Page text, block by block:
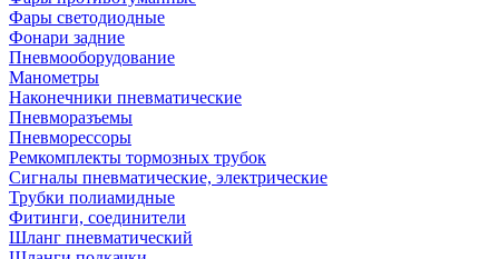
Фары светодиодные
Фонари задние
Пневмооборудование
Манометры
Наконечники пневматические
Пневморазъемы
Пневморессоры
Ремкомплекты тормозных трубок
Сигналы пневматические, электрические
Трубки полиамидные
Фитинги, соединители
Шланг пневматический